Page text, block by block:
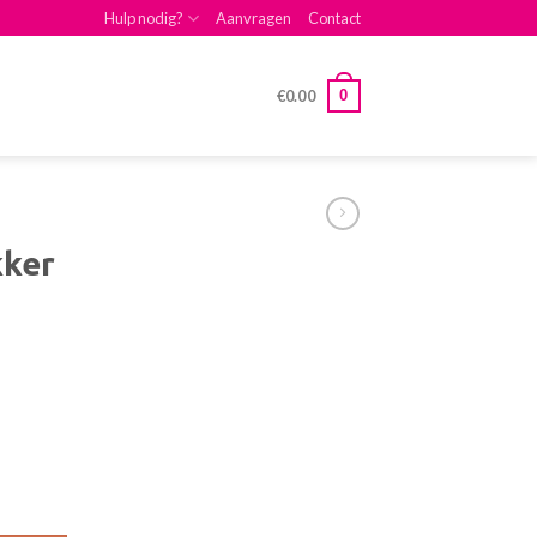
Hulp nodig? Aanvragen Contact
€0.00 0